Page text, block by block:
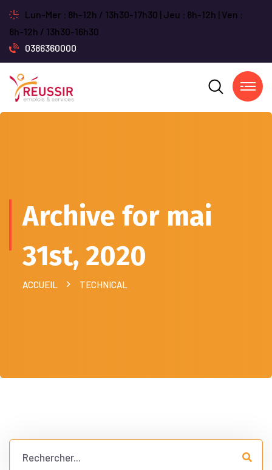
Lun-Mer : 8h-12h / 13h30-17h30 | Jeu : 8h-12h | Ven :
8h-12h / 13h30-16h30
0386360000
Archive for mai
31st, 2020
ACCUEIL TECHNICAL